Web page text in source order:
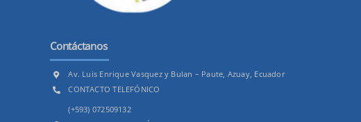
Contáctanos
Av. Luis Enrique Vasquez y Bulan – Paute, Azuay, Ecuador
CONTACTO TELEFÓNICO
(+593) 072509132